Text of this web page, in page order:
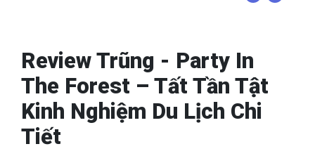
Review Trũng - Party In
The Forest – Tất Tần Tật
Kinh Nghiệm Du Lịch Chi
Tiết